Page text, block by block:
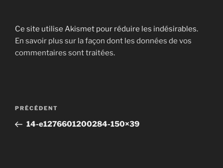
Ce site utilise Akismet pour réduire les indésirables.
En savoir plus sur la façon dont les données de vos
commentaires sont traitées.
Navigation
l’article
Article
précédent
PRÉCÉDENT
14-e1276601200284-150×39